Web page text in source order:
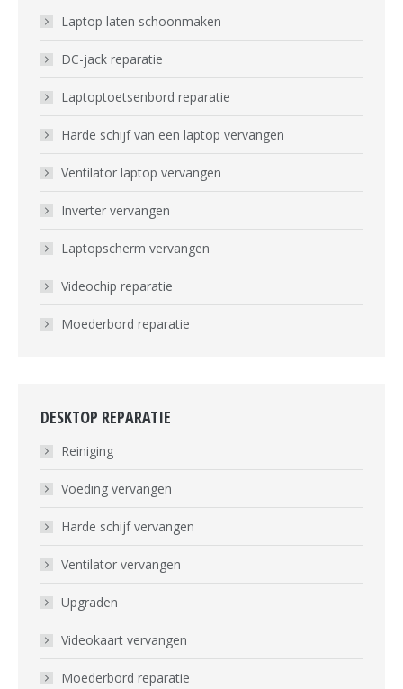
Laptop laten schoonmaken
DC-jack reparatie
Laptoptoetsenbord reparatie
Harde schijf van een laptop vervangen
Ventilator laptop vervangen
Inverter vervangen
Laptopscherm vervangen
Videochip reparatie
Moederbord reparatie
DESKTOP REPARATIE
Reiniging
Voeding vervangen
Harde schijf vervangen
Ventilator vervangen
Upgraden
Videokaart vervangen
Moederbord reparatie